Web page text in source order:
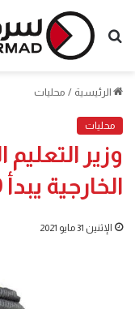
بحث
الرئيسية / محليات
محليات
وزير التعليم
الخارجية يبدأ 19 يونيو المقبل
الإثنين 31 مايو 2021